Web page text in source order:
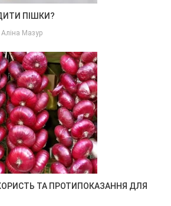
ПІШКИ?
Аліна Мазур
ТА ПРОТИПОКАЗАННЯ ДЛЯ